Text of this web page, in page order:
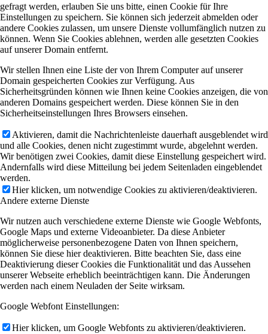
gefragt werden, erlauben Sie uns bitte, einen Cookie für Ihre
Einstellungen zu speichern. Sie können sich jederzeit abmelden oder
andere Cookies zulassen, um unsere Dienste vollumfänglich nutzen zu
können. Wenn Sie Cookies ablehnen, werden alle gesetzten Cookies
auf unserer Domain entfernt.
Wir stellen Ihnen eine Liste der von Ihrem Computer auf unserer
Domain gespeicherten Cookies zur Verfügung. Aus
Sicherheitsgründen können wie Ihnen keine Cookies anzeigen, die von
anderen Domains gespeichert werden. Diese können Sie in den
Sicherheitseinstellungen Ihres Browsers einsehen.
Aktivieren, damit die Nachrichtenleiste dauerhaft ausgeblendet wird
und alle Cookies, denen nicht zugestimmt wurde, abgelehnt werden.
Wir benötigen zwei Cookies, damit diese Einstellung gespeichert wird.
Andernfalls wird diese Mitteilung bei jedem Seitenladen eingeblendet
werden.
Hier klicken, um notwendige Cookies zu aktivieren/deaktivieren.
Andere externe Dienste
Wir nutzen auch verschiedene externe Dienste wie Google Webfonts,
Google Maps und externe Videoanbieter. Da diese Anbieter
möglicherweise personenbezogene Daten von Ihnen speichern,
können Sie diese hier deaktivieren. Bitte beachten Sie, dass eine
Deaktivierung dieser Cookies die Funktionalität und das Aussehen
unserer Webseite erheblich beeinträchtigen kann. Die Änderungen
werden nach einem Neuladen der Seite wirksam.
Google Webfont Einstellungen:
Hier klicken, um Google Webfonts zu aktivieren/deaktivieren.